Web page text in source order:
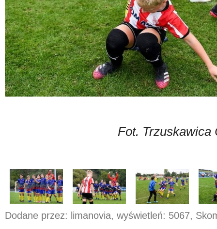
Fot. Trzuskawica
Dodane przez: limanovia, wyświetleń: 5067,